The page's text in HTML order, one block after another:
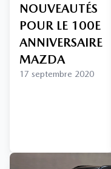
NOUVEAUTÉS
POUR LE 100E
ANNIVERSAIRE
MAZDA
17 septembre 2020